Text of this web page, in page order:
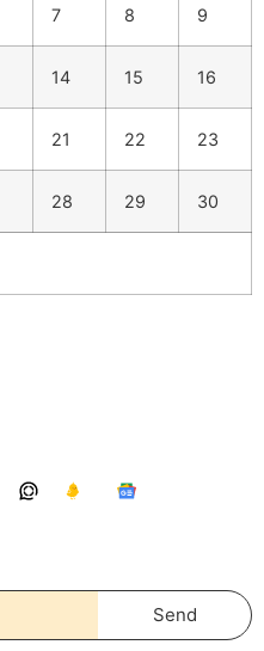
7 8 9
14 15 16
21 22 23
28 29 30
Send